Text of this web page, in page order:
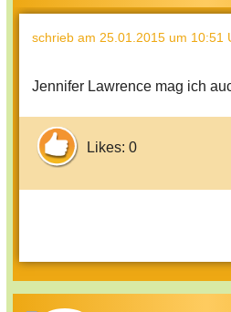
schrieb am 25.01.2015 um 10:51
Jennifer Lawrence mag ich
Likes: 0